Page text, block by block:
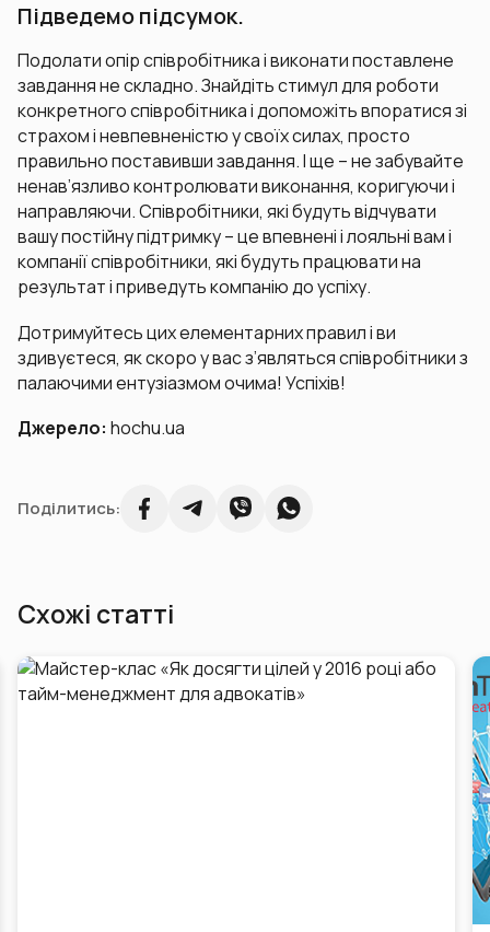
Підведемо підсумок.
Подолати опір співробітника і виконати поставлене
завдання не складно. Знайдіть стимул для роботи
конкретного співробітника і допоможіть впоратися зі
страхом і невпевненістю у своїх силах, просто
правильно поставивши завдання. І ще – не забувайте
ненав’язливо контролювати виконання, коригуючи і
направляючи. Співробітники, які будуть відчувати
вашу постійну підтримку – це впевнені і лояльні вам і
компанії співробітники, які будуть працювати на
результат і приведуть компанію до успіху.
Дотримуйтесь цих елементарних правил і ви
здивуєтеся, як скоро у вас з’являться співробітники з
палаючими ентузіазмом очима! Успіхів!
Джерело: hochu.ua
Поділитись:
Схожі статті